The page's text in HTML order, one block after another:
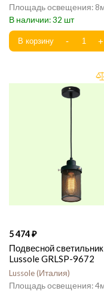
8
32
5 474
Подвесной светильник
Lussole GRLSP-9672
Lussole Италия
4